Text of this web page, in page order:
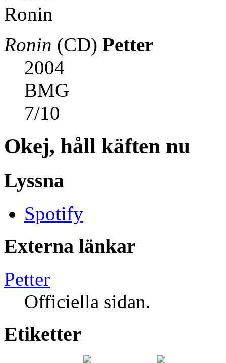
Ronin (CD) Petter
2004
BMG
7/10
Okej, håll käften nu
Lyssna
Spotify
Externa länkar
Petter
Officiella sidan.
Etiketter